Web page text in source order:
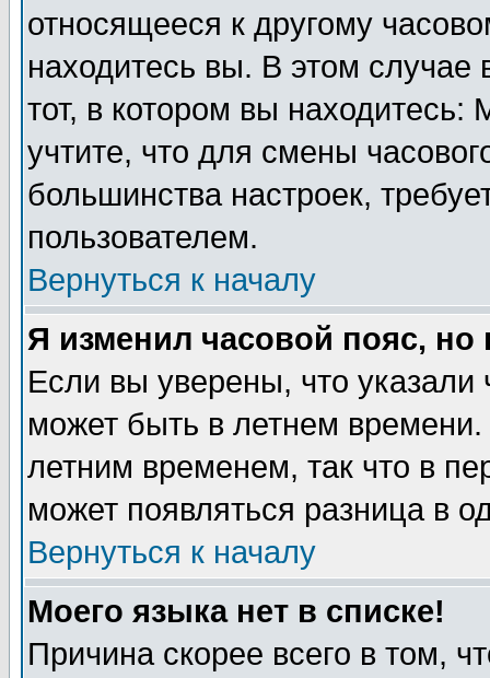
относящееся к другому
находитесь вы. В этом
тот, в котором вы
учтите, что для смены
большинства настроек,
пользователем.
Вернуться к началу
Я изменил часовой пояс,
Если вы уверены, что указали
может быть в летнем
летним временем, так что в
может появляться разница в
Вернуться к началу
Моего языка нет в списке!
Причина скорее всего в том,